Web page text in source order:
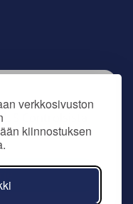
verkkosivuston
kiinnostuksen
Controlsista